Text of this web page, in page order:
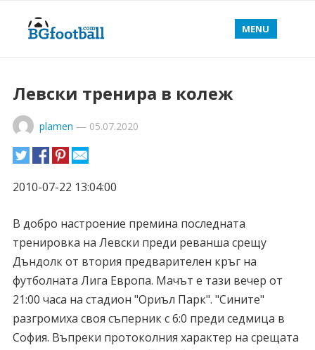
MENU
Левски тренира в колеж
plamen — 05.07.2020
2010-07-22 13:04:00
В добро настроение премина последната
тренировка на Левски преди реванша срещу
Дъндолк от втория предварителен кръг на
футболната Лига Европа. Мачът е тази вечер от
21:00 часа на стадион "Ориъл Парк". "Сините"
разгромиха своя съперник с 6:0 преди седмица в
София. Въпреки протоколния характер на срещата